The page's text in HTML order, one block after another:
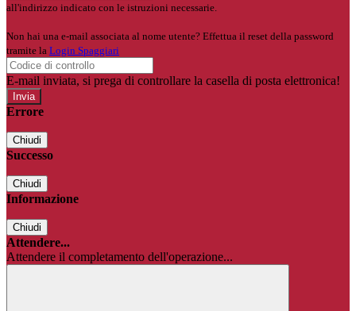
all'indirizzo indicato con le istruzioni necessarie.
Non hai una e-mail associata al nome utente? Effettua il reset della password
tramite la Login Spaggiari
E-mail inviata, si prega di controllare la casella di posta elettronica!
Errore
Chiudi
Successo
Chiudi
Informazione
Chiudi
Attendere...
Attendere il completamento dell'operazione...